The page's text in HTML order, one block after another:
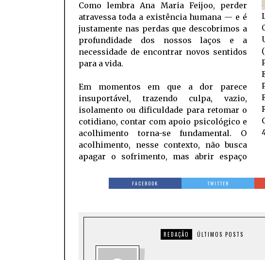
Como lembra Ana Maria Feijoo, perder
atravessa toda a existência humana — e é
justamente nas perdas que descobrimos a
profundidade dos nossos laços e a
necessidade de encontrar novos sentidos
para a vida.
Em momentos em que a dor parece
insuportável, trazendo culpa, vazio,
isolamento ou dificuldade para retomar o
cotidiano, contar com apoio psicológico e
acolhimento torna-se fundamental. O
acolhimento, nesse contexto, não busca
apagar o sofrimento, mas abrir espaço
FACEBOOK TWITTER
REDAÇÃO ÚLTIMOS POSTS